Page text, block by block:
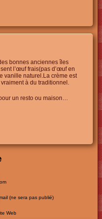
bonnes anciennes îles
l’œuf frais(pas d’œuf en
vanille naturel.La crème est
à du traditionnel.
un resto ou maison…
(ne sera pas publié)
Web